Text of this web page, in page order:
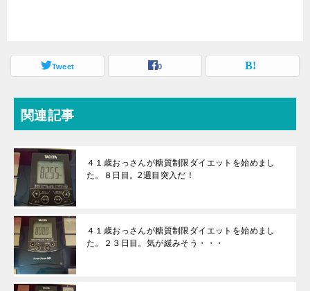
Tweet 0
関連記事
４１歳おっさんが糖質制限ダイエットを始めまし
た。８日目。2週目突入だ！
４１歳おっさんが糖質制限ダイエットを始めまし
た。２３日目。気が緩みそう・・・